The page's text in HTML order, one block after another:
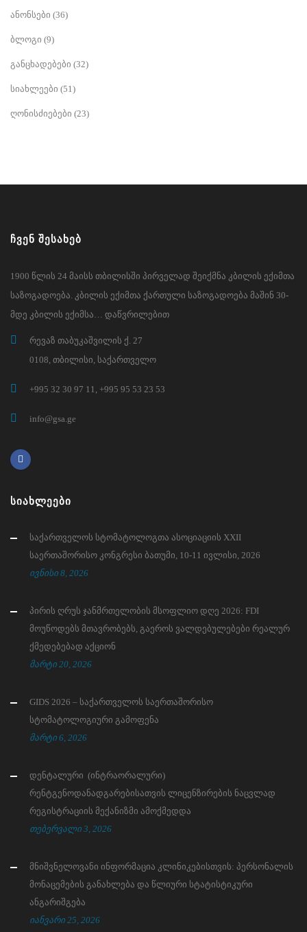
ანონსები (36)
ბლოგი (9)
განცხადებები (32)
სიახლეები (51)
ღონისძიებები (23)
ᲩᲕᲔᲜ ᲨᲔᲡᲐᲮᲔᲑ
1900 წლის 24 მაისს თბილისში პირველად შეიქმნა კბილის ექიმთა
საზოგადოება. კბილის ექიმთა ქართული საზოგადოება მაშინ 30-
მდე კბილის ექიმსა… დაწვრილებით
რევაზ თაბუკაშვილის ქ. 27
0108, თბილისი, საქართველო
+995 32 30 97 11, +995 95 53 23 53
info@gsa.ge
ᲡᲘᲐᲮᲚᲔᲔᲑᲘ
საქართველოს სტომატოლოგთა ასოციაციის XXII
საერთაშორისო კონგრესი ბათუმი, 10-11 ივლისი, 2026
ივნისი 8, 2026
პირის ღრუს ჯანმრთელობის მსოფლიო დღე 2026: FDI
მოუწოდებს მთავრობებს, გაეროს ვალდებულებები რეალურ
ქმედებებად აქციონ
მარტი 20, 2026
GIDS 2026 – საქართველოს საერთაშორისო
სტომატოლოგიური გამოფენა
მარტი 6, 2026
დენტალური (ინტრაორალური)
რენტგენოდანადგარებისათვის ლიცენზირების ნაცვლად
რეგისტრაციის მექანიზმი ამოქმედდა
თებერვალი 3, 2026
მნიშვნელოვანი ინფორმაცია კლინიკებისთვის: პერსონალის
მონაცემების განახლება და წლიური სტატისტიკური
ანგარიშგება
იანვარი 25, 2026